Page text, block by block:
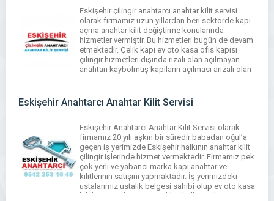
Eskişehir çilingir anahtarcı anahtar kilit servisi
olarak firmamız uzun yıllardan beri sektörde kapı
açma anahtar kilit değiştirme konularında
hizmetler vermiştir. Bu hizmetleri bugün de devam
etmektedir. Çelik kapı ev oto kasa ofis kapısı
çilingir hizmetleri dışında rızalı olan açılmayan
anahtarı kaybolmuş kapıların açılması arızalı olan
anahtar ve kilitlerinin değişmesi yine iş yerimizdeki
Eskişehir Anahtarcı Anahtar Kilit Servisi
Eskişehir Anahtarcı Anahtar Kilit Servisi olarak
firmamız 20 yılı aşkın bir süredir babadan oğul’a
geçen iş yerimizde Eskişehir halkının anahtar kilit
çilingir işlerinde hizmet vermektedir. Firmamız pek
çok yerli ve yabancı marka kapı anahtar ve
kilitlerinin satışını yapmaktadır. İş yerimizdeki
ustalarımız ustalık belgesi sahibi olup ev oto kasa
kilitlerini özel maymuncukları kullanarak